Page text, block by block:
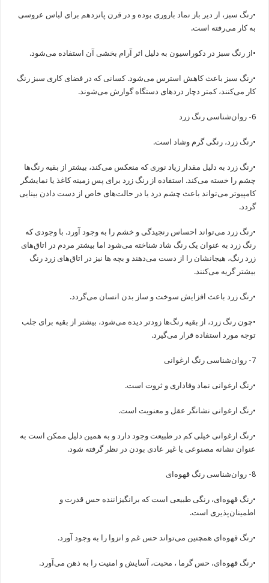
•رنگ سبز، از دیر باز نماد باروری بوده و در قرن پانزدهم برای لباس عروسی
به کار می‌رفته است.
•از رنگ سبز در دکوراسیون به دلیل اثر آرام بخشی آن استفاده می‌شود.
•رنگ سبز باعث کاهش استرس می‌شود. کسانی که در فضای کاری سبز رنگ
کار می‌کنند، کمتر دچار دردهای دستگاه گوارش می‌شوند.
6- روان‌شناسی رنگ زرد
•رنگ زرد، رنگی گرم وشاد است.
•رنگ زرد به دلیل مقدار زیاد نوری که منعکس می‌کند، بیشتر از بقیه رنگ‌ها
چشم را خسته می‌کند. استفاده از رنگ زرد برای پس زمینه کاغذ یا نمایشگر
کامپیوتر می‌تواند باعث چشم درد یا در حالت‌های خاص از دست دادن بینایی
گردد.
•رنگ زرد می‌تواند احساس رنجیدگی و خشم را به وجود آورد. با وجودی که
رنگ زرد به عنوان یک رنگ شاد شناخته می‌شود اما بیشتر مردم در اتاق‌های
زرد رنگ، هیجانشان را از دست می‌دهند و بچه ها نیز در اتاق‌های زرد رنگ
بیشتر گریه می‌کنند.
•رنگ زرد باعث افزایش سوخت و ساز بدن انسان می‌گردد.
•چون رنگ زرد، از بقیه رنگ‌ها زودتر دیده می‌شود، بیشتر از بقیه برای جلب
توجه مورد استفاده قرار می‌گیرد.
7- روان‌شناسی رنگ ارغوانی
•رنگ ارغوانی نماد وفاداری و ثروت است.
•رنگ ارغوانی نشانگر عقل و معنویت است.
•رنگ ارغوانی خیلی کم در طبیعت وجود دارد و به همین دلیل ممکن است به
عنوان نشانه مصنوعی یا غیر عادی بودن در نظر گرفته شود.
8- روان‌شناسی رنگ قهوه‌ای
•رنگ قهوه‌ای، رنگی طبیعی است که برانگیزاننده حس قدرت و
اطمینان‌پذیری است.
•رنگ قهوه‌ای همچنین می‌تواند حس غم و انزوا را به وجود آورد.
•رنگ قهوه‌ای، حس گرما ، محبت، آسایش و امنیت را به ذهن می‌آورد.